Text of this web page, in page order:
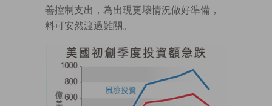
善控制支出，為出現更壞情況做好準備，
料可安然渡過難關。